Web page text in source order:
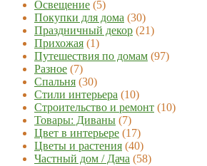
Освещение (5)
Покупки для дома (30)
Праздничный декор (21)
Прихожая (1)
Путешествия по домам (97)
Разное (7)
Спальня (30)
Стили интерьера (10)
Строительство и ремонт (10)
Товары: Диваны (7)
Цвет в интерьере (17)
Цветы и растения (40)
Частный дом / Дача (58)